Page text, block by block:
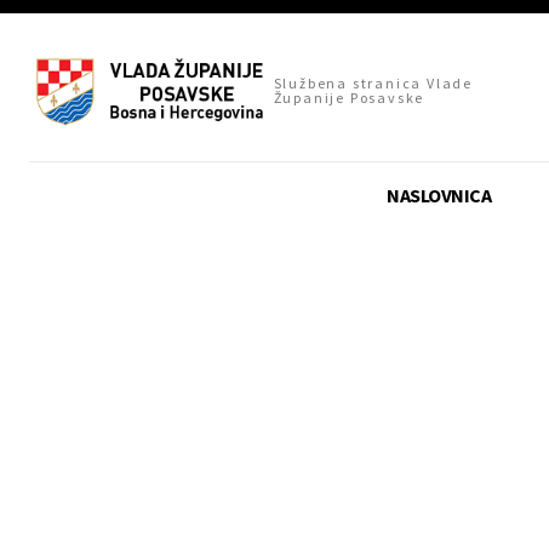
Službena stranica Vlade
Županije Posavske
NASLOVNICA